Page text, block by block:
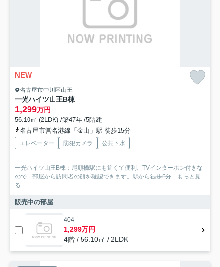
NEW
名古屋市中川区山王
一光ハイツ山王B棟
1,299万円
56.10㎡ (2LDK) /築47年 /5階建
名古屋市営名港線「金山」駅 徒歩15分
エレベーター 防犯カメラ 公共下水
一光ハイツ山王B棟：尾頭橋駅にも近くて便利。TVインターホン付きな
ので、部屋から訪問者の顔を確認できます。駅から徒歩6分... もっと見
る
販売中の部屋
404
1,299万円
4階 / 56.10㎡ / 2LDK